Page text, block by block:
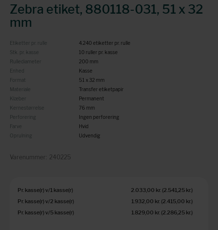
Zebra etiket, 880118-031, 51 x 32
mm
Etiketter pr. rulle
4.240 etiketter pr. rulle
Stk. pr. kasse
10 ruller pr. kasse
Rullediameter
200 mm
Enhed
Kasse
Format
51 x 32 mm
Materiale
Transfer etiketpapir
Klæber
Permanent
Kernestørrelse
76 mm
Perforering
Ingen perforering
Farve
Hvid
Oprulning
Udvendig
Varenummer: 240225
Pr. kasse(r) v/1 kasse(r) 2.033,00 kr. (2.541,25 kr.)
Pr. kasse(r) v/2 kasse(r)
1.932,00 kr. (2.415,00 kr.)
Pr. kasse(r) v/5 kasse(r)
1.829,00 kr. (2.286,25 kr.)